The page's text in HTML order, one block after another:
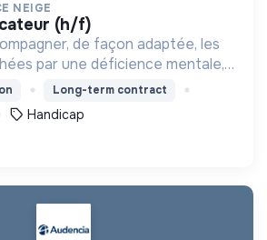
NEIGE
(h/f)
de façon adaptée, les
par une déficience mentale,
ou psychique
Long-term contract
Handicap